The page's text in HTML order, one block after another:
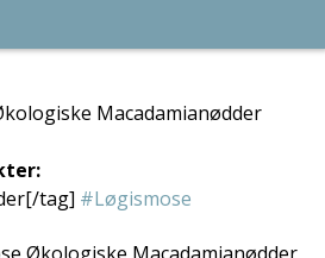
Macadamianødder
tag] #Løgismose